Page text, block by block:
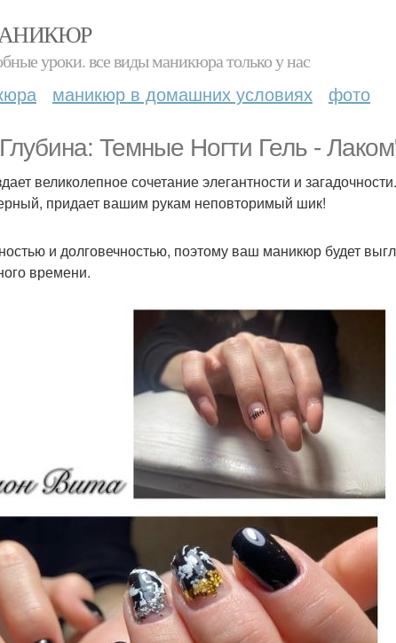
уроки. все виды маникюра только у нас
маникюр в домашних условиях фото
Темные Ногти Гель -
великолепное сочетание элегантности и
придает вашим рукам неповторимый шик!
и долговечностью, поэтому ваш маникюр будет
времени.